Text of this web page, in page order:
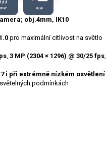
obj.4mm, IK10
pro maximální citlivost na světlo
, 3 MP (2304 × 1296) @ 30/25 fps,
i při extrémně nízkém osvětlení
podmínkách